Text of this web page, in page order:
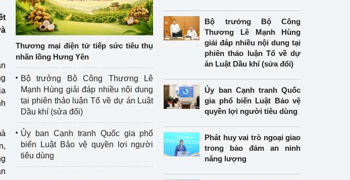
toàn lao
lý của
Thương mại điện tử tiếp sức tiêu thụ
nhãn lồng Hưng Yên
Bộ trưởng Bộ Công Thương Lê
Mạnh Hùng giải đáp nhiều nội dung
tại phiên thảo luận Tổ về dự án Luật
Dầu khí (sửa đổi)
Ủy ban Cạnh tranh Quốc gia phổ
biến Luật Bảo vệ quyền lợi người
tiêu dùng
Bộ trưởng Bộ Công
Thương Lê Mạnh Hùng
giải đáp nhiều nội dung tại
phiên thảo luận Tổ về dự
án Luật Dầu khí (sửa đổi)
Ủy ban Cạnh tranh Quốc
gia phổ biến Luật Bảo vệ
quyền lợi người tiêu dùng
Phát huy vai trò ngoại giao
trong bảo đảm an ninh
năng lượng